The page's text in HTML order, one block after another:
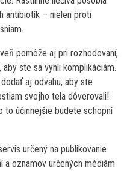
antibiotík – nielen proti
pomôže aj pri rozhodovaní,
ste sa vyhli komplikáciám.
aj odvahu, aby ste
svojho tela dôverovali!
to účinnejšie budete schopní
určený na publikovanie
a oznamov určených médiám